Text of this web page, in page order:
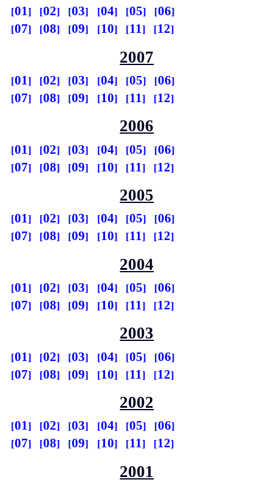
01 02 03 04 05
06
07
08 09 10 11 12
2007
01 02 03 04 05
06
07
08 09 10 11 12
2006
01 02 03 04 05
06
07
08 09 10 11 12
2005
01 02 03 04 05
06
07
08 09 10 11 12
2004
01 02 03 04 05
06
07
08 09 10 11 12
2003
01 02 03 04 05
06
07
08 09 10 11 12
2002
01 02 03 04 05
06
07
08 09 10 11 12
2001